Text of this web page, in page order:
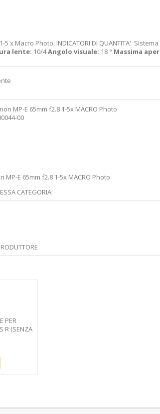
5 x Macro Photo, INDICATORI DI QUANTITA'.
lente: 10/4Angolo visuale: 18 ° Massima
MP-E 65mm f2.8 1-5x MACRO Photo
00
MP-E 65mm f2.8 1-5x MACRO Photo
CATEGORIA:
PER
R (SENZA